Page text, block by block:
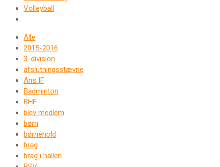
Volleyball
Alle
2015-2016
3. division
afslutningsstævne
Ans IF
Badminton
BHF
blev medlem
børn
børnehold
brag
brag i hallen